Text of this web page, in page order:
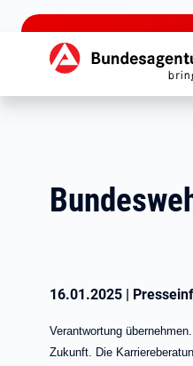
zu den Hauptinhalten
16.01.2025 |
Verantwortung
Zukunft. Die